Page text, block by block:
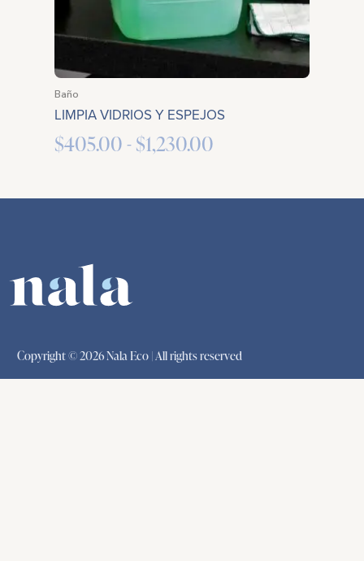
Baño
LIMPIA VIDRIOS Y ESPEJOS
$405.00-$1,230.00
Copyright © 2026 Nala Eco | All rights reserved